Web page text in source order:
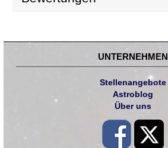
UNTERNEHMEN
Stellenangebote
Astroblog
Über uns